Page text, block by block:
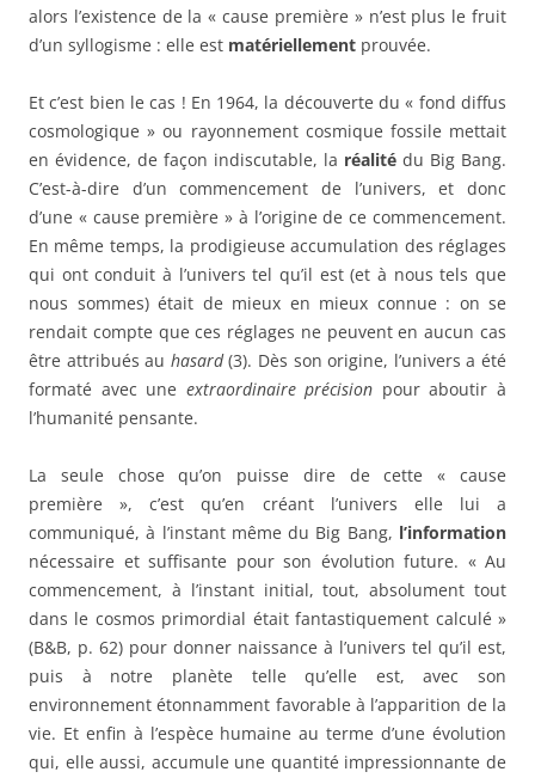
alors l’existence de la « cause première » n’est plus le fruit
d’un syllogisme : elle est matériellement prouvée.
Et c’est bien le cas ! En 1964, la découverte du « fond diffus
cosmologique » ou rayonnement cosmique fossile mettait
en évidence, de façon indiscutable, la réalité du Big Bang.
C’est-à-dire d’un commencement de l’univers, et donc
d’une « cause première » à l’origine de ce commencement.
En même temps, la prodigieuse accumulation des réglages
qui ont conduit à l’univers tel qu’il est (et à nous tels que
nous sommes) était de mieux en mieux connue : on se
rendait compte que ces réglages ne peuvent en aucun cas
être attribués au hasard(3). Dès son origine, l’univers a été
formaté avec une extraordinaire précision pour aboutir à
l’humanité pensante.
La seule chose qu’on puisse dire de cette « cause
première », c’est qu’en créant l’univers elle lui a
communiqué, à l’instant même du Big Bang, l’information
nécessaire et suffisante pour son évolution future. « Au
commencement, à l’instant initial, tout, absolument tout
dans le cosmos primordial était fantastiquement calculé »
(B&B, p. 62) pour donner naissance à l’univers tel qu’il est,
puis à notre planète telle qu’elle est, avec son
environnement étonnamment favorable à l’apparition de la
vie. Et enfin à l’espèce humaine au terme d’une évolution
qui, elle aussi, accumule une quantité impressionnante de